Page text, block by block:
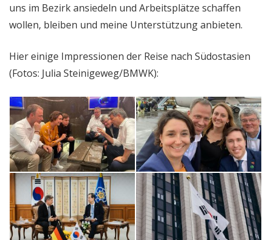
uns im Bezirk ansiedeln und Arbeitsplätze schaffen
wollen, bleiben und meine Unterstützung anbieten.
Hier einige Impressionen der Reise nach Südostasien
(Fotos: Julia Steinigeweg/BMWK):